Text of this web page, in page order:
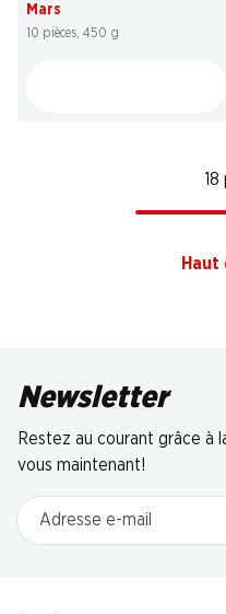
Mars
10 pièces, 450 g
18
Haut
Newsletter
Restez au courant grâce à
vous maintenant!
Adresse e-mail